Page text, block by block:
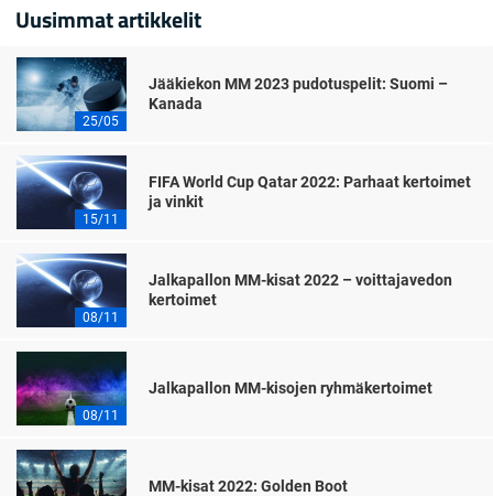
Uusimmat artikkelit
25/05
Jääkiekon MM 2023 pudotuspelit: Suomi –
Kanada
15/11
FIFA World Cup Qatar 2022: Parhaat kertoimet
ja vinkit
08/11
Jalkapallon MM-kisat 2022 – voittajavedon
kertoimet
08/11
Jalkapallon MM-kisojen ryhmäkertoimet
MM-kisat 2022: Golden Boot